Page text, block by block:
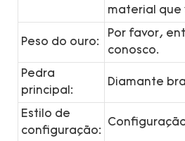
material que
Peso do ouro:
Por favor,
conosco.
Pedra
principal:
Diamante
Estilo de
configuração: